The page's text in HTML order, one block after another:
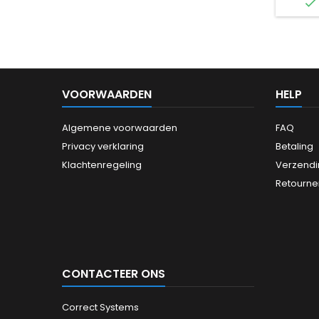
G.Skill

VOORWAARDEN
Algemene voorwaarden
Privacy verklaring
Klachtenregeling
HELP
FAQ
Betaling
CONTACTEER ONS
Correct Systems